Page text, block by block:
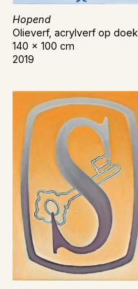
Hopend
Olieverf, acrylverf op doek
140 x 100 cm
2019